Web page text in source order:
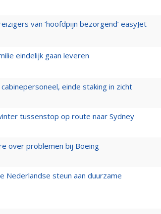
van ‘hoofdpijn bezorgend’ easyJet
eindelijk gaan leveren
einde staking in zicht
tussenstop op route naar Sydney
over problemen bij Boeing
Nederlandse steun aan duurzame